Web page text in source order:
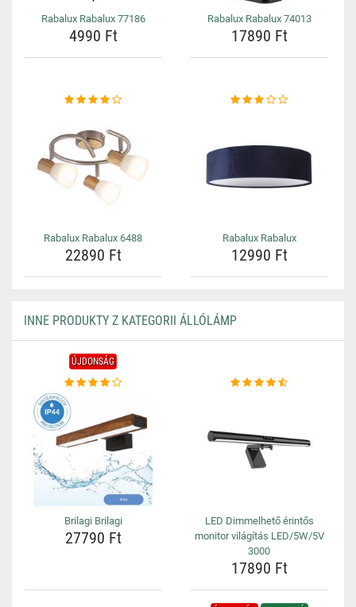
Rabalux Rabalux 77186
4990 Ft
Rabalux Rabalux 74013
17890 Ft
Rabalux Rabalux 6488
22890 Ft
Rabalux Rabalux
12990 Ft
INNE PRODUKTY Z KATEGORII ÁLLÓLÁMP
ÚJDONSÁG
Brilagi Brilagi
27790 Ft
LED Dimmelhető érintős
monitor világítás LED/5W/5V
3000
17890 Ft